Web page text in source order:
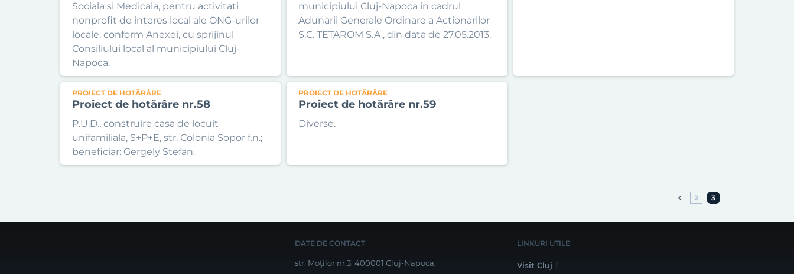
Sociala si Medicala, pentru activitati
nonprofit de interes local ale ONG-urilor
locale, conform Anexei, cu sprijinul
Consiliului local al municipiului Cluj-
Napoca.
municipiului Cluj-Napoca in cadrul
Adunarii Generale Ordinare a Actionarilor
S.C. TETAROM S.A., din data de 27.05.2013.
PROIECT DE HOTĂRÂRE
Proiect de hotărâre nr.58
P.U.D., construire casa de locuit
unifamiliala, S+P+E, str. Colonia Sopor f.n.;
beneficiar: Gergely Stefan.
PROIECT DE HOTĂRÂRE
Proiect de hotărâre nr.59
Diverse.
2 3
DATE DE CONTACT
str. Moților nr.3, 400001 Cluj-Napoca,
LINKURI UTILE
Visit Cluj